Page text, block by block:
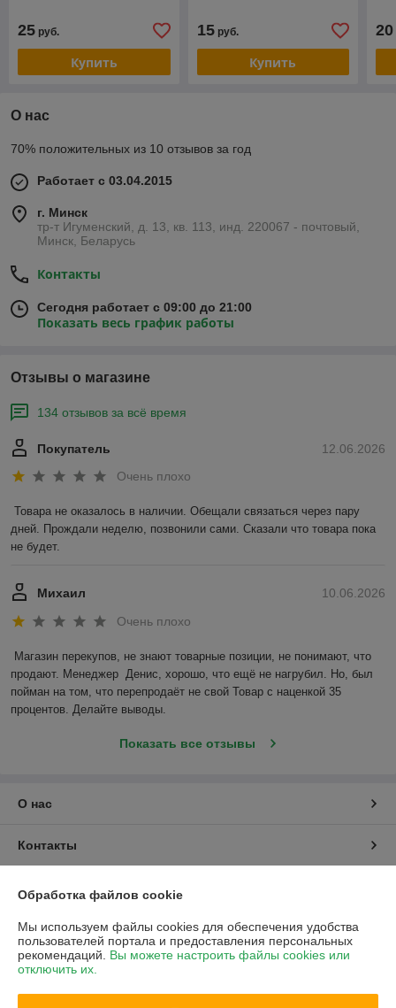
25 руб.
Купить
15руб.
Купить
20
О нас
70% положительных из 10 отзывов за год
Работает с 03.04.2015
г. Минск
тр-т Игуменский, д. 13, кв. 113, инд. 220067 - почтовый,
Минск, Беларусь
Контакты
Сегодня работает с 09:00 до 21:00
Показать весь график работы
Отзывы о магазине
134 отзывов за всё время
12.06.2026
Покупатель
Очень плохо
Товара не оказалось в наличии. Обещали связаться через пару
дней. Прождали неделю, позвонили сами. Сказали что товара пока
не будет.
10.06.2026
Михаил
Очень плохо
Магазин перекупов, не знают товарные позиции, не понимают, что
продают. Менеджер  Денис, хорошо, что ещё не нагрубил. Но, был
пойман на том, что перепродаёт не свой Товар с наценкой 35
процентов. Делайте выводы.
Показать все отзывы
О нас
Контакты
График работы
Полная версия сайта
Обработка файлов cookie
Мы используем файлы cookies для обеспечения удобства
пользователей портала и предоставления персональных
рекомендаций. Вы можете настроить файлы cookies или
отключить их.